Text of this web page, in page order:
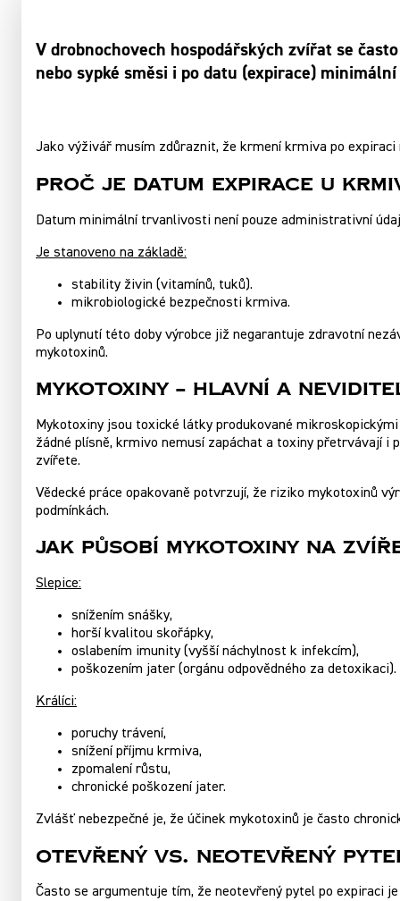
V drobnochovech hospodářských zvířat se
nebo sypké směsi i po datu (expirace)
Jako výživář musím zdůraznit, že krmení krmiva po
Proč je datum expirace u
Datum minimální trvanlivosti není pouze administrativní
Je stanoveno na základě:
stability živin (vitamínů, tuků).
mikrobiologické bezpečnosti krmiva.
Po uplynutí této doby výrobce již negarantuje zdravotní
mykotoxinů.
Mykotoxiny – hlavní a
Mykotoxiny jsou toxické látky produkované
žádné plísně, krmivo nemusí zapáchat a toxiny přetrvávají i
zvířete.
Vědecké práce opakovaně potvrzují, že riziko mykotoxinů
podmínkách.
Jak působí mykotoxiny na
Slepice:
snížením snášky,
horší kvalitou skořápky,
oslabením imunity (vyšší náchylnost k infekcím),
poškozením jater (orgánu odpovědného za detoxikaci).
Králíci:
poruchy trávení,
snížení příjmu krmiva,
zpomalení růstu,
chronické poškození jater.
Zvlášť nebezpečné je, že účinek mykotoxinů je často
Otevřený vs. neotevřený
Často se argumentuje tím, že neotevřený pytel po expiraci